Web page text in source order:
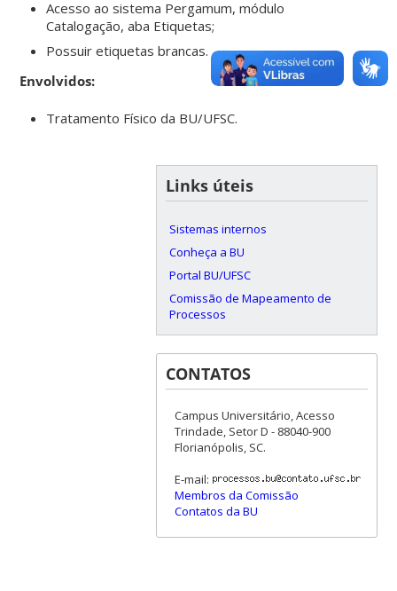
Acesso ao sistema Pergamum, módulo
Catalogação, aba Etiquetas;
Possuir etiquetas brancas.
Envolvidos:
Tratamento Físico da BU/UFSC.
Links úteis
Sistemas internos
Conheça a BU
Portal BU/UFSC
Comissão de Mapeamento de
Processos
CONTATOS
Campus Universitário, Acesso
Trindade, Setor D - 88040-900
Florianópolis, SC.
E-mail:
Membros da Comissão
Contatos da BU